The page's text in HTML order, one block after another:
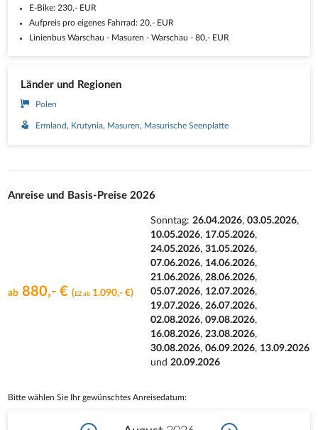
E-Bike: 230,- EUR
Aufpreis pro eigenes Fahrrad: 20,- EUR
Linienbus Warschau - Masuren - Warschau - 80,- EUR
Länder und Regionen
Polen
Ermland Krutynia Masuren Masurische Seenplatte
Anreise und Basis-Preise 2026
ab 880,- € (EZ ab 1.090,- €)
Sonntag:26.04.2026,03.05.2026,
10.05.2026, 17.05.2026,
24.05.2026,31.05.2026,
07.06.2026, 14.06.2026,
21.06.2026,28.06.2026,
05.07.2026, 12.07.2026,
19.07.2026,26.07.2026,
02.08.2026,09.08.2026,
16.08.2026,23.08.2026,
30.08.2026,06.09.2026, 13.09.2026
und20.09.2026
Bitte wählen Sie Ihr gewünschtes Anreisedatum: